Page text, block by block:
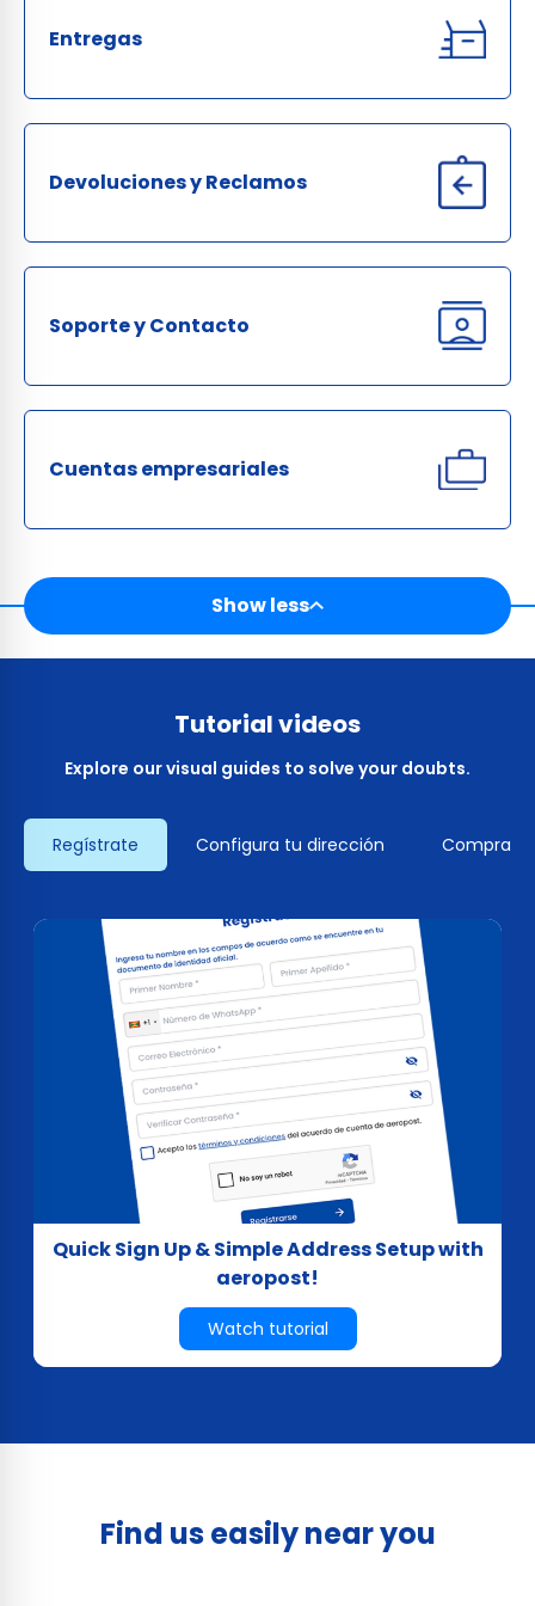
Entregas
Devoluciones y Reclamos
Soporte y Contacto
Cuentas empresariales
Show less
Tutorial videos
Explore our visual guides to solve your doubts.
Regístrate Configura tu dirección Compra
Quick Sign Up & Simple Address Setup with
aeropost!
Watch tutorial
Find us easily near you